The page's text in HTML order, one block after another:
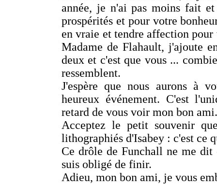
année, je n'ai pas moins fait
prospérités et pour votre
en vraie et tendre affection
Madame de Flahault, j'ajoute
deux et c'est que vous ...
ressemblent.
J'espère que nous aurons à
heureux événement. C'est
retard de vous voir mon bon ami.
Acceptez le petit souvenir
lithographiés d'Isabey : c'est ce
Ce drôle de Funchall ne me
suis obligé de finir.
Adieu, mon bon ami, je vous